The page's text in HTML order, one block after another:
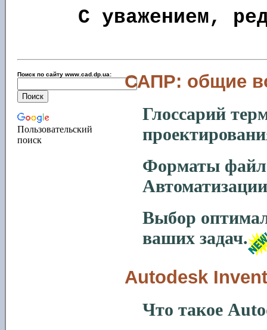
С уважением,
Поиск по сайту www.cad.dp.ua:
Пользовательский
поиск
САПР: общие
Глоссарий
Форматы
Выбор
ваших задач.
Autodesk
Что такое